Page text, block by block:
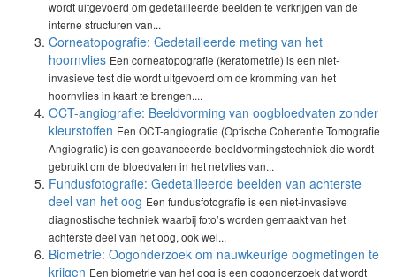
wordt uitgevoerd om gedetailleerde beelden te verkrijgen van de
interne structuren van...
Corneatopografie: Gedetailleerde meting van het
hoornvlies Een corneatopografie (keratometrie) is een niet-
invasieve test die wordt uitgevoerd om de kromming van het
hoornvlies in kaart te brengen....
OCT-angiografie: Beeldvorming van oogbloedvaten zonder
kleurstoffen Een OCT-angiografie (Optische Coherentie Tomografie
Angiografie) is een geavanceerde beeldvormingstechniek die wordt
gebruikt om de bloedvaten in het netvlies van...
Fundusfotografie: Gedetailleerde beelden van achterste
deel van het oog Een fundusfotografie is een niet-invasieve
diagnostische techniek waarbij foto’s worden gemaakt van het
achterste deel van het oog, ook wel...
Biometrie: Oogonderzoek om nauwkeurige oogmetingen te
krijgen Een biometrie van het oog is een oogonderzoek dat wordt